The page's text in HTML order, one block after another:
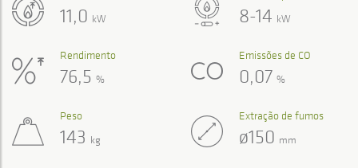
8-14 kW
11,0 kW
Rendimento
76,5 %
Emissões de CO
0,07 %
Peso
143 kg
Extração de fumos
ø150 mm